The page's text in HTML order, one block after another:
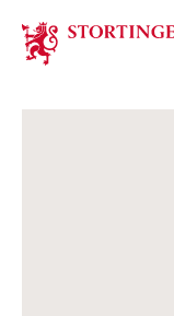
Stortinget.no